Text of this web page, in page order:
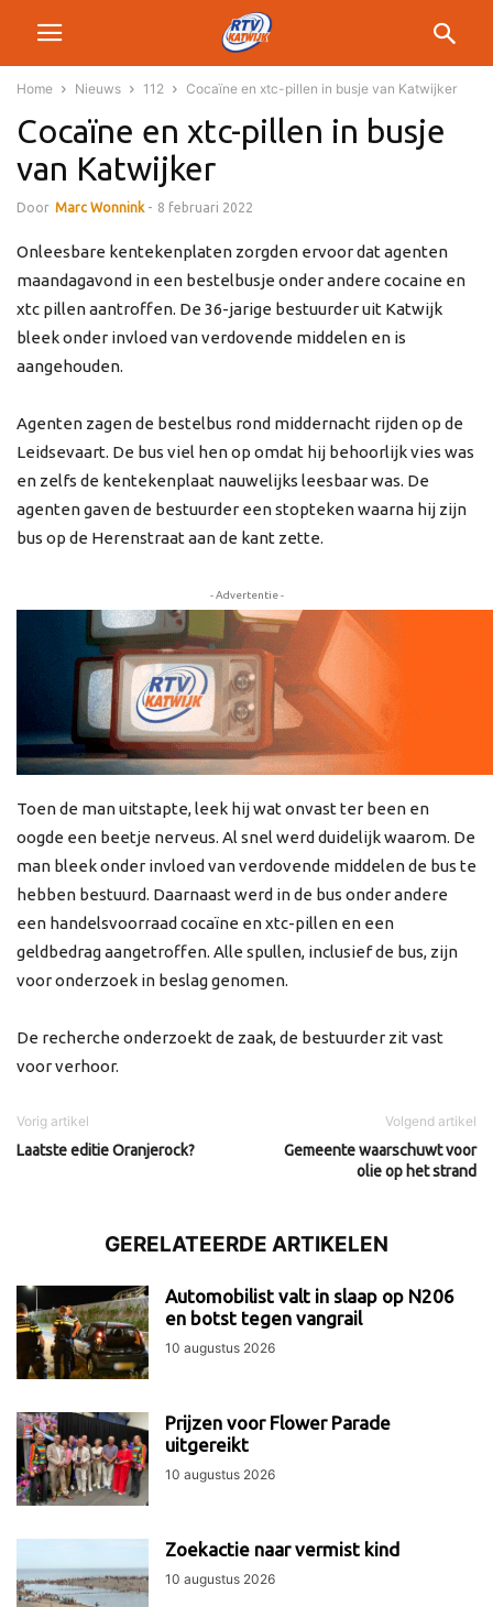
Home Nieuws 112 Cocaïne en xtc-pillen in busje van Katwijker
Cocaïne en xtc-pillen in busje
van Katwijker
Door Marc Wonnink - 8 februari 2022
Onleesbare kentekenplaten zorgden ervoor dat agenten
maandagavond in een bestelbusje onder andere cocaine en
xtc pillen aantroffen. De 36-jarige bestuurder uit Katwijk
bleek onder invloed van verdovende middelen en is
aangehouden.
Agenten zagen de bestelbus rond middernacht rijden op de
Leidsevaart. De bus viel hen op omdat hij behoorlijk vies was
en zelfs de kentekenplaat nauwelijks leesbaar was. De
agenten gaven de bestuurder een stopteken waarna hij zijn
bus op de Herenstraat aan de kant zette.
- Advertentie -
Toen de man uitstapte, leek hij wat onvast ter been en
oogde een beetje nerveus. Al snel werd duidelijk waarom. De
man bleek onder invloed van verdovende middelen de bus te
hebben bestuurd. Daarnaast werd in de bus onder andere
een handelsvoorraad cocaïne en xtc-pillen en een
geldbedrag aangetroffen. Alle spullen, inclusief de bus, zijn
voor onderzoek in beslag genomen.
De recherche onderzoekt de zaak, de bestuurder zit vast
voor verhoor.
Vorig artikel
Laatste editie Oranjerock?
Volgend artikel
Gemeente waarschuwt voor
olie op het strand
GERELATEERDE ARTIKELEN
Automobilist valt in slaap op N206
en botst tegen vangrail
10 augustus 2026
Prijzen voor Flower Parade
uitgereikt
10 augustus 2026
Zoekactie naar vermist kind
10 augustus 2026